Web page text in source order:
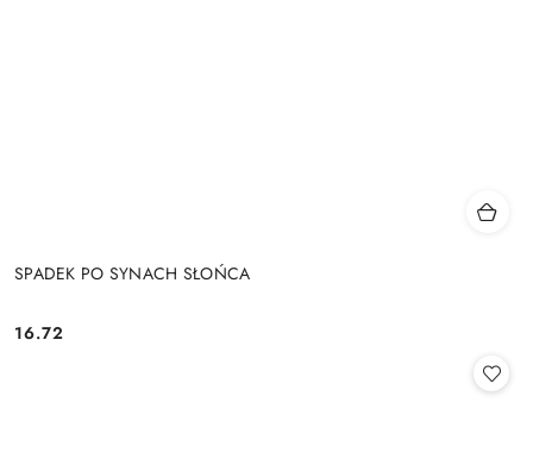
SPADEK PO SYNACH SŁOŃCA
Cena:
16.72